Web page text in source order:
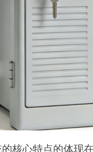
心特点的体现